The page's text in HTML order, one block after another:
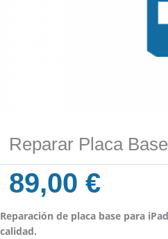
Reparar Placa
89,00€
Reparación de placa base para
calidad.